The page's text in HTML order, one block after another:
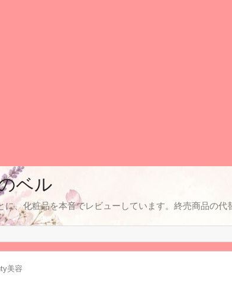
ベル
に、化粧品を本音でレビューしています。終売商品の代
美容